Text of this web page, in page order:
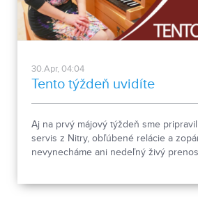
30.Apr, 04:04
Tento týždeň uvidíte
Aj na prvý májový týždeň sme
servis z Nitry, obľúbené relácie a
nevynecháme ani nedeľný živý